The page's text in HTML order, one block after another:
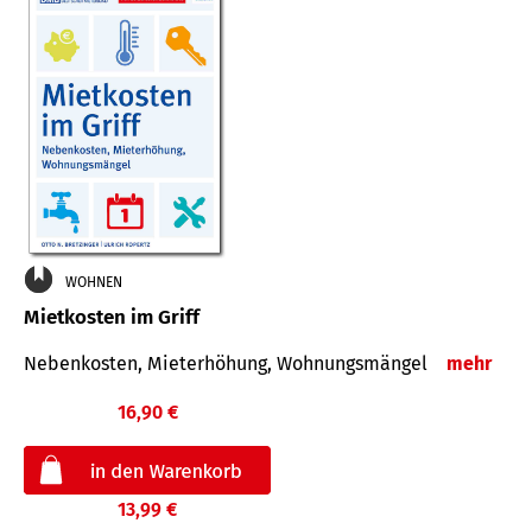
WOHNEN
Mietkosten im Griff
Nebenkosten, Mieterhöhung, Wohnungsmängel mehr
16,90 €
13,99 €